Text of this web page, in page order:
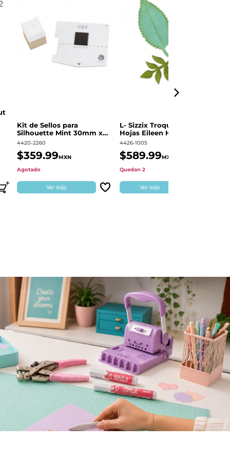
Kit de Sellos para
Silhouette Mint 30mm x
60mm
4420-2260
$359.99MXN
Agotado
Ver más
L- Sizzix Troquel Grueso
Hojas Eileen Hull | 661111
4426-1005
$589.99MXN
Quedan 2
Ver más